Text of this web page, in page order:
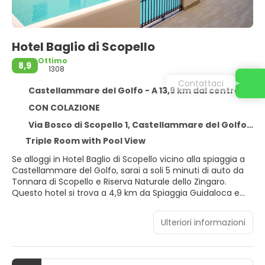
Hotel Baglio di Scopello
8,9
Ottimo
1308
Castellammare del Golfo - A 13,9 km dal centro
CON COLAZIONE
Via Bosco di Scopello 1, Castellammare del Golfo 91014
Triple Room with Pool View
Se alloggi in Hotel Baglio di Scopello vicino alla spiaggia a
Castellammare del Golfo, sarai a soli 5 minuti di auto da
Tonnara di Scopello e Riserva Naturale dello Zingaro.
Questo hotel si trova a 4,9 km da Spiaggia Guidaloca e
Il divertimento è assicurato grazie ad un'ampia gamma di
servizi ricreativi, che includono una piscina all'aperto e un
servizio di noleggio biciclette. Questo hotel dispone,
inoltre, di il Wi-Fi gratuito, servizi di concierge e una TV
Ulteriori informazioni